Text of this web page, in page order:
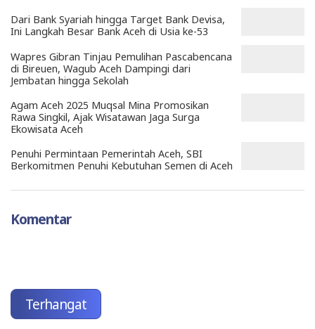
Dari Bank Syariah hingga Target Bank Devisa,
Ini Langkah Besar Bank Aceh di Usia ke-53
Wapres Gibran Tinjau Pemulihan Pascabencana
di Bireuen, Wagub Aceh Dampingi dari
Jembatan hingga Sekolah
Agam Aceh 2025 Muqsal Mina Promosikan
Rawa Singkil, Ajak Wisatawan Jaga Surga
Ekowisata Aceh
Penuhi Permintaan Pemerintah Aceh, SBI
Berkomitmen Penuhi Kebutuhan Semen di Aceh
Komentar
Terhangat